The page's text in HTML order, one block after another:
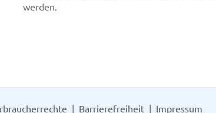
werden.
Barrierefreiheit Impressum